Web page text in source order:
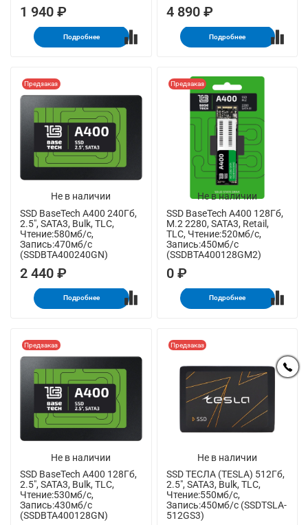
1 940 ₽
Подробнее
4 890 ₽
Подробнее
Не в наличии
Предзаказ
SSD BaseTech A400 240Гб,
2.5", SATA3, Bulk, TLC,
Чтение:580мб/с,
Запись:470мб/с
(SSDBTA400240GN)
2 440 ₽
Подробнее
Не в наличии
Предзаказ
SSD BaseTech A400 128Гб,
M.2 2280, SATA3, Retail,
TLC, Чтение:520мб/с,
Запись:450мб/с
(SSDBTA400128GM2)
0 ₽
Подробнее
Не в наличии
Предзаказ
SSD BaseTech A400 128Гб,
2.5", SATA3, Bulk, TLC,
Чтение:530мб/с,
Запись:430мб/с
(SSDBTA400128GN)
Не в наличии
Предзаказ
SSD ТЕСЛА (TESLA) 512Гб,
2.5", SATA3, Bulk, TLC,
Чтение:550мб/с,
Запись:450мб/с (SSDTSLA-
512GS3)